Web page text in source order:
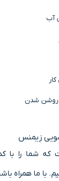
آب
روشن شدن
زیمنس
که شما را با
با ما همراه